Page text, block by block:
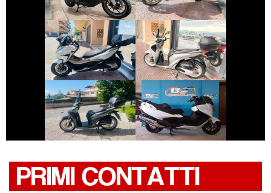
HONDA FORZA-
350
€ 4.250 €
HONDA SH
€ 2.490 €
HONDA SH
€ 2.390 €
SUZUKI
BURGMAN-650
€ 5.890 €
PRIMI CONTATTI